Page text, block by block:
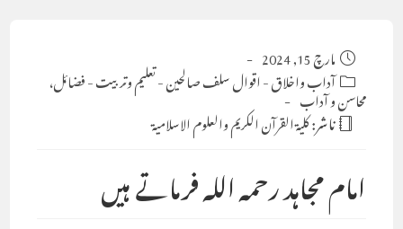
Post
published:
مارچ 15, 2024
Post
category:
آداب واخلاق-اقوال سلف صالحین-تعلیم وتربیت-فضائل،
محاسن و آداب
ناشر:كلية القرآن الكريم والعلوم الاسلامية
امام مجاہد رحمہ اللہ فرماتے ہیں